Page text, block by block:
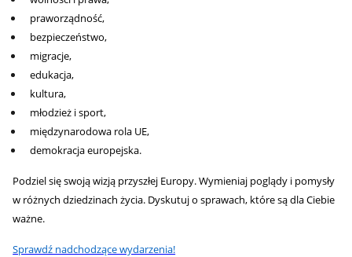
praworządność,
bezpieczeństwo,
migracje,
edukacja,
kultura,
młodzież i sport,
międzynarodowa rola UE,
demokracja europejska.
Podziel się swoją wizją przyszłej Europy. Wymieniaj poglądy i pomysły
w różnych dziedzinach życia. Dyskutuj o sprawach, które są dla Ciebie
ważne.
Sprawdź nadchodzące wydarzenia!